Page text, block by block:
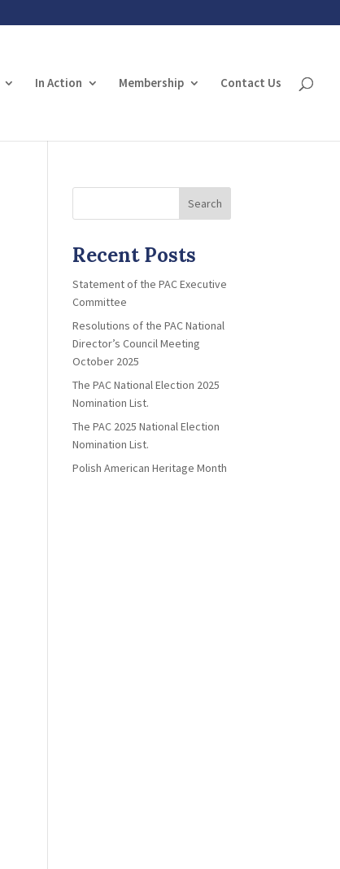
In Action Membership Contact Us
Search
Recent Posts
Statement of the PAC Executive
Committee
Resolutions of the PAC National
Director’s Council Meeting
October 2025
The PAC National Election 2025
Nomination List.
The PAC 2025 National Election
Nomination List.
Polish American Heritage Month